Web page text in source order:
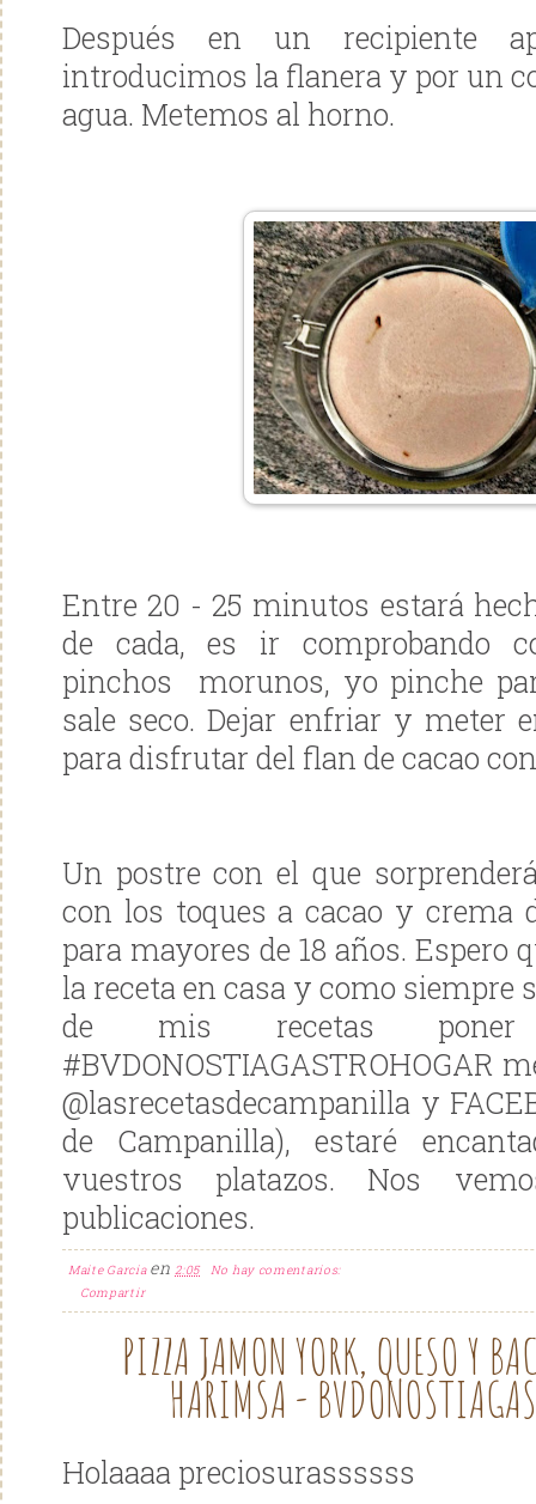
Después en un recipiente
introducimos la flanera y por un
agua. Metemos al horno.
Entre 20 - 25 minutos estará
de cada, es ir comprobando
pinchos
morunos, yo pinche
sale seco. Dejar enfriar y meter
para disfrutar del flan de cacao
Un postre con el que
con los toques a cacao y crema
para mayores de 18 años. Espero
la receta en casa y como siempre
de mis recetas
#BVDONOSTIAGASTROHOGAR
@lasrecetasdecampanilla y
de Campanilla), estaré
vuestros platazos. Nos
publicaciones.
Maite Garcia en2:05
No hay comentarios:
Compartir
PIZZA JAMON YORK, QUESO Y
HARIMSA -
Holaaaa preciosurassssss